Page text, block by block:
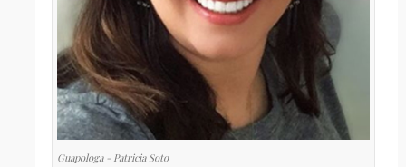
Guapologa - Patricia Soto